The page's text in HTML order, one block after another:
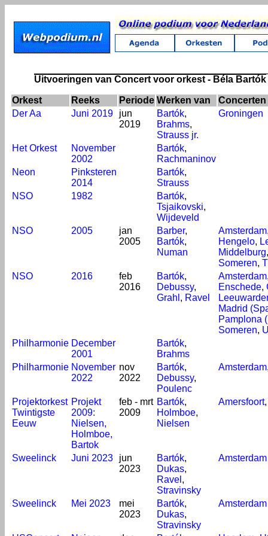
Uitvoeringen van Concert voor orkest - Béla Bartók
Orkest Reeks Periode Werken van
Concerten
Der Aa
Juni 2019
jun
2019
Bartók,
Brahms,
Strauss jr.
Groningen
Het Orkest
November
2002
Bartók,
Rachmaninov
Neon
Pinksteren
2014
Bartók,
Strauss
NSO
1982 Bartók,
Tsjaikovski,
Wijdeveld
NSO
2005
jan
2005
Barber,
Bartók,
Numan
Amsterdam
Hengelo,
Middelburg
Someren,
NSO
2016
feb
2016
Bartók,
Debussy,
Grahl , Ravel
Amsterdam
Enschede,
Madrid
Pamplona
Someren,
Philharmonie December
2001
Bartók,
Brahms
Philharmonie November
2022
nov
2022
Bartók,
Debussy,
Poulenc
Amsterdam
Projektorkest
Twintigste
Eeuw
Projekt
2009:
Nielsen,
Holmboe,
Bartok
feb - mrt
2009
Bartók,
Holmboe,
Nielsen
Amersfoort,
Sweelinck Juni 2023
jun
2023
Bartók,
Dukas,
Ravel ,
Stravinsky
Amsterdam
Sweelinck Mei 2023
mei
2023
Bartók,
Dukas,
Stravinsky
Amsterdam